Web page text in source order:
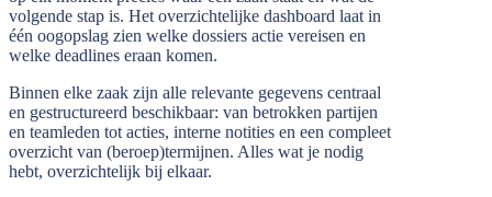
volgende stap is. Het overzichtelijke dashboard laat in
één oogopslag zien welke dossiers actie vereisen en
welke deadlines eraan komen.
Binnen elke zaak zijn alle relevante gegevens centraal
en gestructureerd beschikbaar: van betrokken partijen
en teamleden tot acties, interne notities en een compleet
overzicht van (beroep)termijnen. Alles wat je nodig
hebt, overzichtelijk bij elkaar.